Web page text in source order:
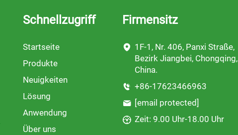
Schnellzugriff
Startseite
Produkte
Neuigkeiten
Lösung
Anwendung
Über uns
Firmensitz
1F-1, Nr. 406, Panxi Straße,
Bezirk Jiangbei, Chongqing,
China.
+86-17623466963
[email protected]
Zeit: 9.00 Uhr-18.00 Uhr